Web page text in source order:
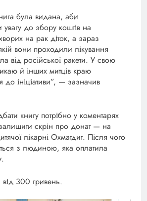
була видана, аби
увагу до збору коштів на
на рак діток, а зараз
вони проходили лікування
від російської ракети. У свою
й інших митців краю
до ініціативи”, — зазначив
книгу потрібно у коментарях
скрін про донат — на
лікарні Охматдит. Після чого
з людиною, яка оплатила
300 гривень.